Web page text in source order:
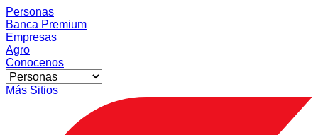
Personas
Banca Premium
Empresas
Agro
Conocenos
Más Sitios